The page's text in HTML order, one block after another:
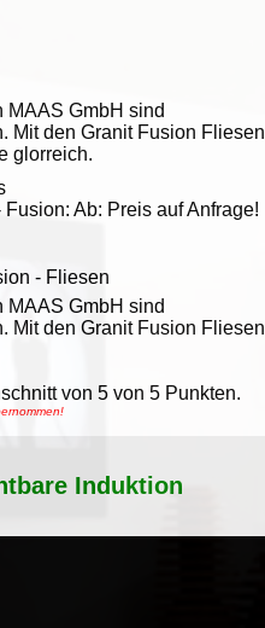
MAAS GmbH sind
Mit den Granit Fusion Fliesen
glorreich.
Fusion: Ab: Preis auf Anfrage!
- Fliesen
MAAS GmbH sind
Mit den Granit Fusion Fliesen
von 5 von 5 Punkten.
Induktion